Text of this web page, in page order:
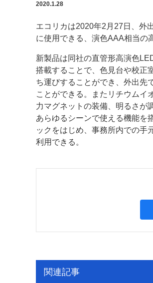
特集記事カテゴリー一覧
2022 見える化・MIS特集 特集・
特集・デジタル印刷 ～ 新成長軌道
案内
発刊案内 JFPI印刷用語集
運営
会社案内 購読・購入申し
2020.1.28
エコリカは2020年2月27日、外
に使用できる、演色AAA相当の
新製品は同社の直管形高演色
搭載することで、色見台や校正
ち運びすることができ、外出先
ことができる。またリチウムイ
力マグネットの装備、明るさが
あらゆるシーンで使える機能を
ックをはじめ、事務所内での手
利用できる。
関連記事